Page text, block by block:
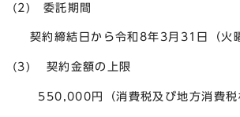
(2) 委託期間
契約締結日から令和8年3月31日（火
(3) 契約金額の上限
550,000円（消費税及び地方消費税